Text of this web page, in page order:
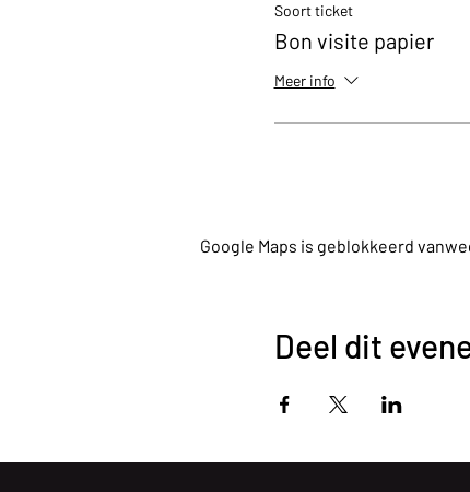
Soort ticket
Bon visite papier
Meer info
Google Maps is geblokkeerd
Deel dit